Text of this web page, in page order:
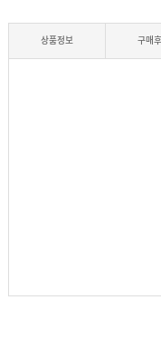
상품정보 구매후